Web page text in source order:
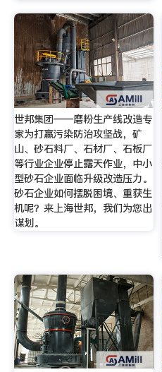
世邦集团——磨粉生产线改造专
家为打赢污染防治攻坚战，矿
山、砂石料厂、石材厂、石板厂
等行业企业停止露天作业，中小
型砂石企业面临升级改造压力。
砂石企业如何摆脱困境、重获生
机呢？来上海世邦，我们为您出
谋划。